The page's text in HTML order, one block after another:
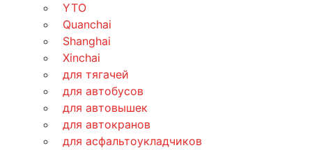
YTO
Quanchai
Shanghai
Xinchai
для тягачей
для автобусов
для автовышек
для автокранов
для асфальтоукладчиков